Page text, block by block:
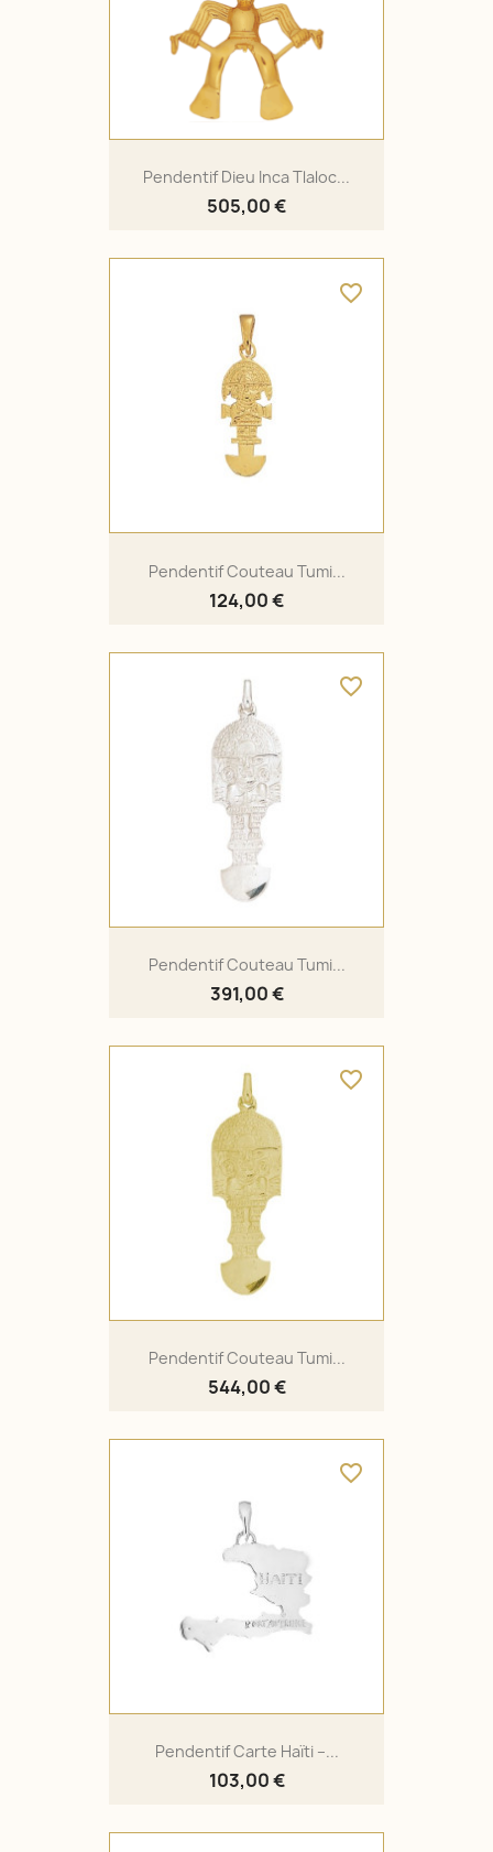
Pendentif Dieu Inca Tlaloc...
505,00 €
Pendentif Couteau Tumi...
124,00 €
favorite_border
Pendentif Couteau Tumi...
391,00 €
favorite_border
Pendentif Couteau Tumi...
544,00 €
favorite_border
Pendentif Carte Haïti –...
103,00 €
favorite_border